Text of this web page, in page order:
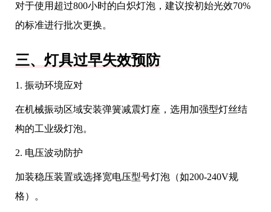
对于使用超过800小时的白炽灯泡，建议按初始光效70%
的标准进行批次更换。
三、灯具过早失效预防
1. 振动环境应对
在机械振动区域安装弹簧减震灯座，选用加强型灯丝结
构的工业级灯泡。
2. 电压波动防护
加装稳压装置或选择宽电压型号灯泡（如200-240V规
格）。